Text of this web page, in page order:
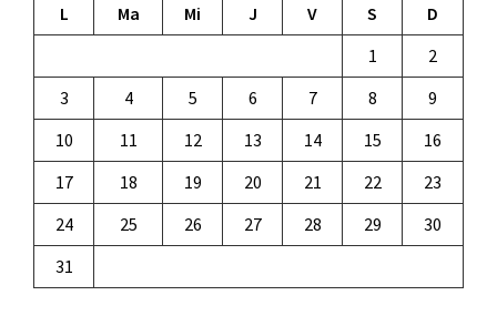
L Ma Mi J V S
D
1
2
3
4 5 6 7 8
9
10
11 12 13 14 15
16
17
18 19 20 21 22
23
24
25 26 27 28 29
30
31